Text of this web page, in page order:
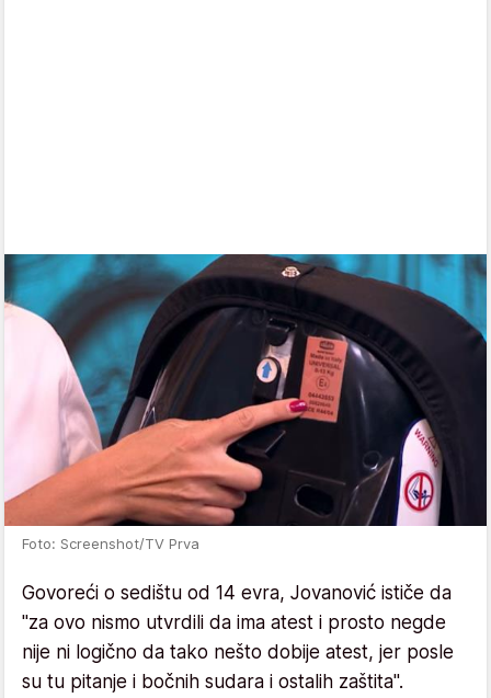
Foto: Screenshot/TV Prva
Govoreći o sedištu od 14 evra, Jovanović ističe da
"za ovo nismo utvrdili da ima atest i prosto negde
nije ni logično da tako nešto dobije atest, jer posle
su tu pitanje i bočnih sudara i ostalih zaštita".